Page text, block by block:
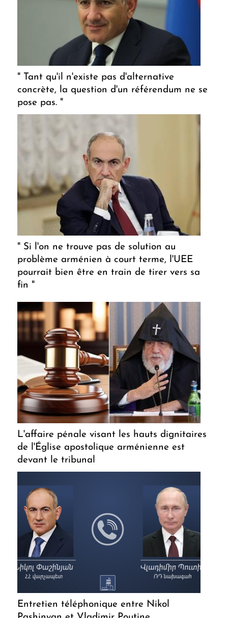
" Tant qu'il n'existe pas d'alternative
concrète, la question d'un référendum ne se
pose pas. "
" Si l'on ne trouve pas de solution au
problème arménien à court terme, l'UEE
pourrait bien être en train de tirer vers sa
fin "
L'affaire pénale visant les hauts dignitaires
de l'Église apostolique arménienne est
devant le tribunal
Entretien téléphonique entre Nikol